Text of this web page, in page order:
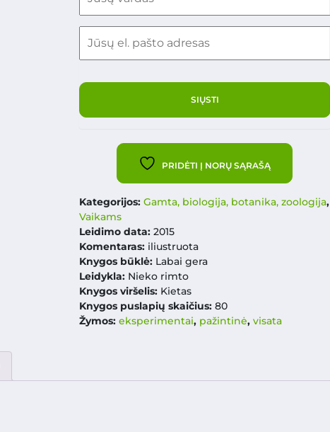
PRIDĖTI Į NORŲ SĄRAŠĄ
Kategorijos: Gamta, biologija, botanika, zoologija,
Vaikams
Leidimo data:2015
Komentaras: iliustruota
Knygos būklė: Labai gera
Leidykla:Nieko rimto
Knygos viršelis: Kietas
Knygos puslapių skaičius: 80
Žymos: eksperimentai, pažintinė, visata